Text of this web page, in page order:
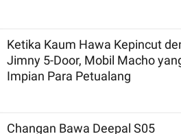
Ketika Kaum Hawa Kepincut
Jimny 5-Door, Mobil Macho
Impian Para Petualang
Changan Bawa Deepal S05